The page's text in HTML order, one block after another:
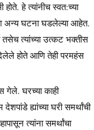
हे त्यांनीच स्वत:च्या
अन्य घटना घडलेल्या आहेत.
त्यांच्या उत्कट भक्तीस
होते आणि तेही परमहंस
गेले. घरच्या काही
ह्यांच्या घरी समर्थांची
त्यांना समर्थांचा